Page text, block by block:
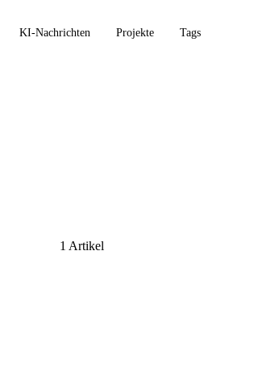
KI-Nachrichten Projekte Tags
1 Artikel